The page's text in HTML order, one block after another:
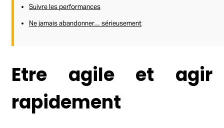
Suivre les performances
Ne jamais abandonner… sérieusement
Etre agile et agir
rapidement